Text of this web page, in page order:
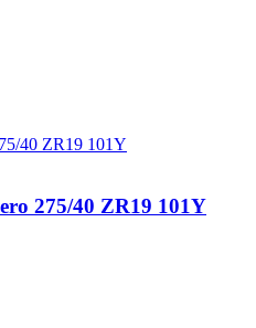
275/40 ZR19 101Y